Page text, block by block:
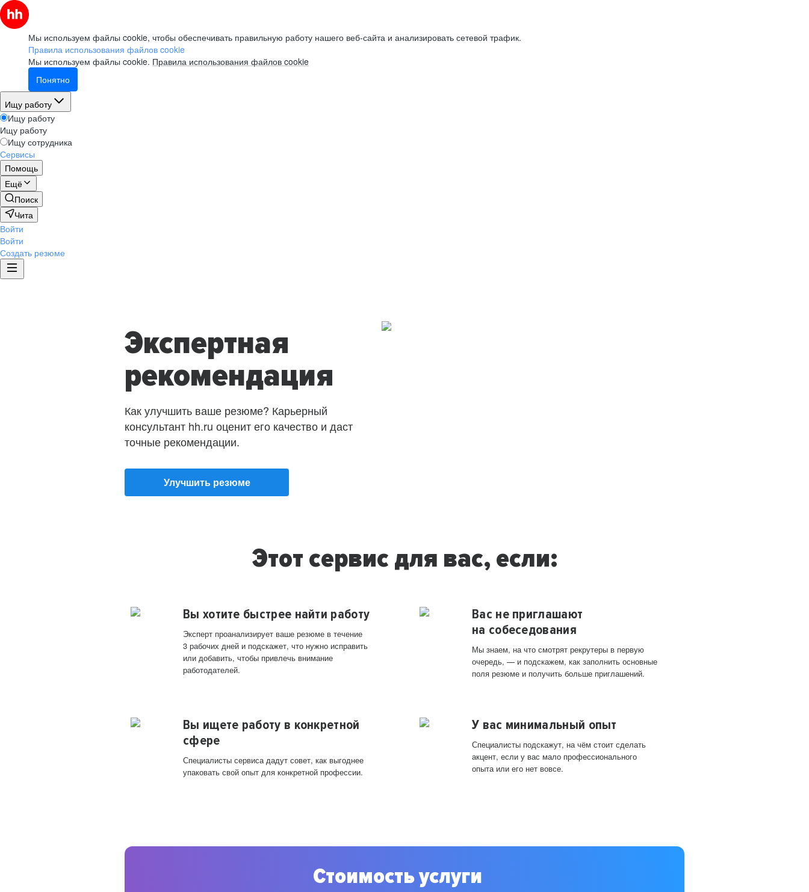
Мы используем файлы cookie, чтобы обеспечивать правильную работу нашего веб-сайта и анализировать сетевой трафик.
Правила использования файлов cookie
Мы используем файлы cookie. Правила использования файлов cookie
Понятно
Ищу работу
Ищу работу
Ищу работу
Ищу сотрудника
Сервисы
Помощь
Ещё
Поиск
Чита
Войти
Войти
Создать резюме
Экспертная
рекомендация
Как улучшить ваше резюме? Карьерный
консультант hh.ru оценит его качество и даст
точные рекомендации.
Улучшить резюме
Этот сервис для вас, если:
Вы хотите быстрее найти работу
Эксперт проанализирует ваше резюме в течение
3 рабочих дней и подскажет, что нужно исправить
или добавить, чтобы привлечь внимание
работодателей.
Вас не приглашают
на собеседования
Мы знаем, на что смотрят рекрутеры в первую
очередь, — и подскажем, как заполнить основные
поля резюме и получить больше приглашений.
Вы ищете работу в конкретной
сфере
Специалисты сервиса дадут совет, как выгоднее
упаковать свой опыт для конкретной профессии.
У вас минимальный опыт
Специалисты подскажут, на чём стоит сделать
акцент, если у вас мало профессионального
опыта или его нет вовсе.
Стоимость услуги